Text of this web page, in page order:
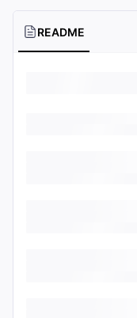
README